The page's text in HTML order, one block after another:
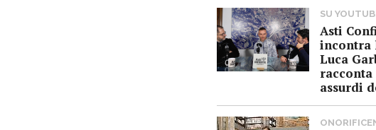
SU
Asti
incontra
Luca
assurdi